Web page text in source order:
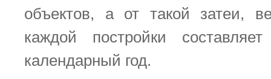
объектов, а от такой затеи,
каждой постройки
календарный год.